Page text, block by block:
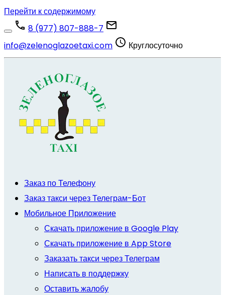
Перейти к содержимому
8 (977) 807-888-7
info@zelenoglazoetaxi.com
Круглосуточно
Заказ по Телефону
Заказ такси через Телеграм-Бот
Мобильное Приложение
Скачать приложение в Google Play
Скачать приложение в App Store
Заказать такси через Телеграм
Написать в поддержку
Оставить жалобу